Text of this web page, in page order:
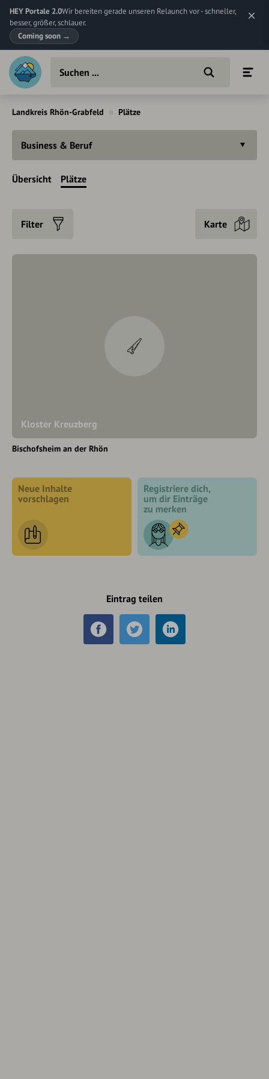
HEY Portale 2.0Wir bereiten gerade unseren Relaunch vor - schneller,
besser, größer, schlauer.
Coming soon →
Landkreis Rhön-Grabfeld Plätze
Business & Beruf
Übersicht Plätze
Filter Karte
Kloster Kreuzberg
Bischofsheim an der Rhön
Neue Inhalte
vorschlagen
Registriere dich,
um dir Einträge
zu merken
Eintrag teilen